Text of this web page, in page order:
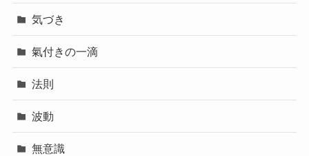
気づき
氣付きの一滴
法則
波動
無意識